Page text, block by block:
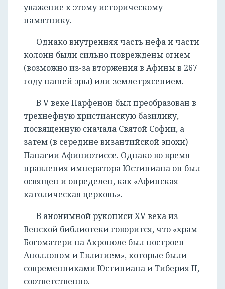
уважение к этому историческому
памятнику.
Однако внутренняя часть нефа и части
колонн были сильно повреждены огнем
(возможно из-за вторжения в Афины в 267
году нашей эры) или землетрясением.
В V веке Парфенон был преобразован в
трехнефную христианскую базилику,
посвященную сначала Святой Софии, а
затем (в середине византийской эпохи)
Панагии Афиниотиссе. Однако во время
правления императора Юстиниана он был
освящен и определен, как «Афинская
католическая церковь».
В анонимной рукописи XV века из
Венской библиотеки говорится, что «храм
Богоматери на Акрополе был построен
Аполлоном и Евлигием», которые были
современниками Юстиниана и Тиберия II,
соответственно.